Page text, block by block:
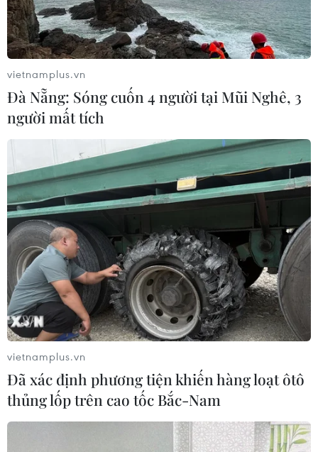
vietnamplus.vn
Đà Nẵng: Sóng cuốn 4 người tại Mũi Nghê, 3
người mất tích
vietnamplus.vn
Đã xác định phương tiện khiến hàng loạt ôtô
thủng lốp trên cao tốc Bắc-Nam